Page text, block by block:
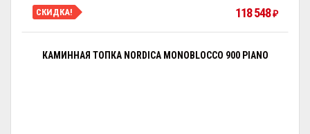
СКИДКА! 118 548₽
КАМИННАЯ ТОПКА NORDICA MONOBLOCCO 900 PIANO